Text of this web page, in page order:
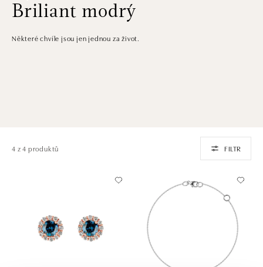
Briliant modrý
Některé chvíle jsou jen jednou za život.
4 z 4 produktů FILTR